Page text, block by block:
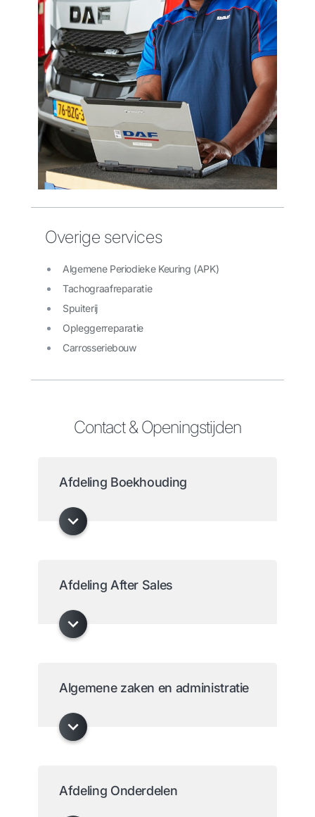
Overige services
Algemene Periodieke Keuring (APK)
Tachograafreparatie
Spuiterij
Opleggerreparatie
Carrosseriebouw
Contact & Openingstijden
Afdeling Boekhouding
Afdeling After Sales
Algemene zaken en administratie
Afdeling Onderdelen